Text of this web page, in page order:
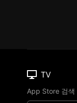
TV
App Store 검색